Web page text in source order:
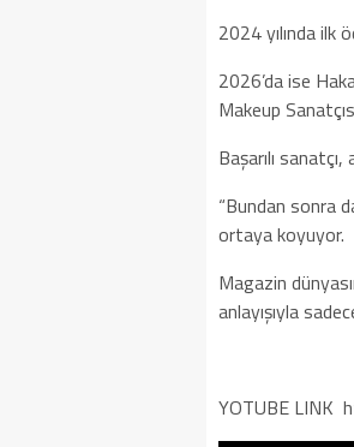
2024 yılında ilk
2026’da ise
Makeup
Başarılı
“Bundan sonra
ortaya koyuyor.
Magazin
anlayışıyla
YOTUBE LINK